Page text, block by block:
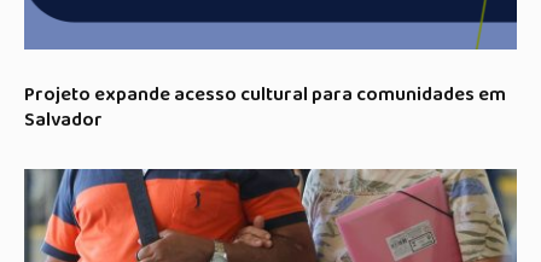
Projeto expande acesso cultural para comunidades em
Salvador